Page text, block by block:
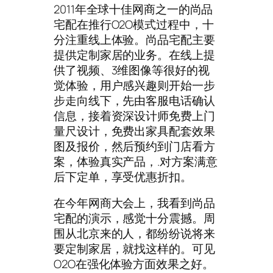
2011年全球十佳网商之一的尚品
宅配在推行O2O模式过程中，十
分注重线上体验。尚品宅配主要
提供定制家居的业务。在线上提
供了视频、3维图像等很好的视
觉体验，用户感兴趣则开始一步
步走向线下，先由客服电话确认
信息，接着资深设计师免费上门
量尺设计，免费出家具配套效果
图及报价，然后预约到门店看方
案，体验真实产品，.对方案满意
后下定单，享受优惠折扣。
在今年网商大会上，我看到尚品
宅配的演示，感觉十分震撼。周
围从北京来的人，都纷纷说将来
要定制家居，就找这样的。可见
O2O在强化体验方面效果之好。